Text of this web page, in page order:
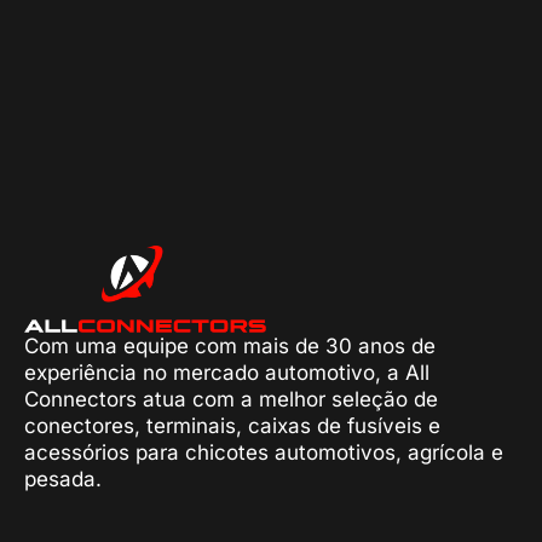
Com uma equipe com mais de 30 anos de
experiência no mercado automotivo, a All
Connectors atua com a melhor seleção de
conectores, terminais, caixas de fusíveis e
acessórios para chicotes automotivos, agrícola e
pesada.